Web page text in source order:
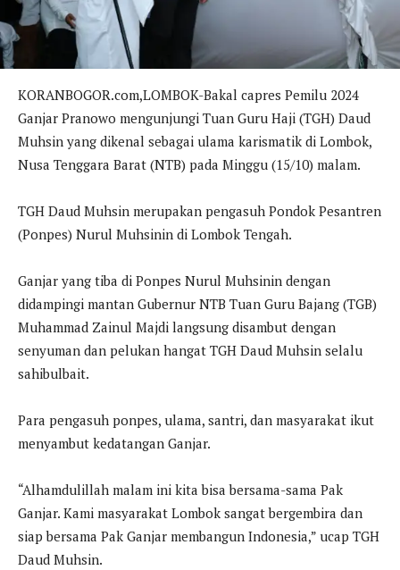
KORANBOGOR.com,LOMBOK-Bakal capres Pemilu 2024
Ganjar Pranowo mengunjungi Tuan Guru Haji (TGH) Daud
Muhsin yang dikenal sebagai ulama karismatik di Lombok,
Nusa Tenggara Barat (NTB) pada Minggu (15/10) malam.
TGH Daud Muhsin merupakan pengasuh Pondok Pesantren
(Ponpes) Nurul Muhsinin di Lombok Tengah.
Ganjar yang tiba di Ponpes Nurul Muhsinin dengan
didampingi mantan Gubernur NTB Tuan Guru Bajang (TGB)
Muhammad Zainul Majdi langsung disambut dengan
senyuman dan pelukan hangat TGH Daud Muhsin selalu
sahibulbait.
Para pengasuh ponpes, ulama, santri, dan masyarakat ikut
menyambut kedatangan Ganjar.
“Alhamdulillah malam ini kita bisa bersama-sama Pak
Ganjar. Kami masyarakat Lombok sangat bergembira dan
siap bersama Pak Ganjar membangun Indonesia,” ucap TGH
Daud Muhsin.